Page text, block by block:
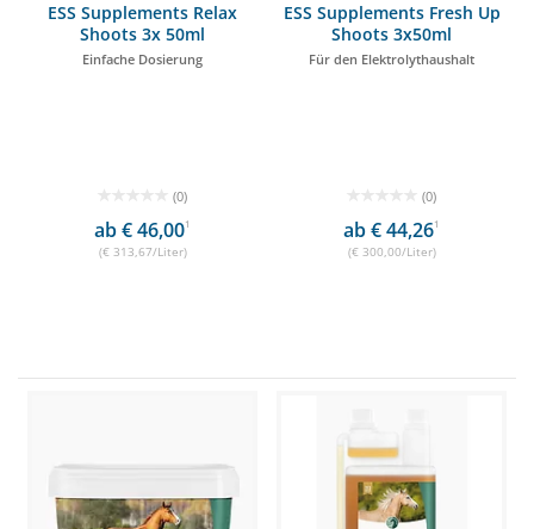
ESS Supplements Relax
Shoots 3x 50ml
Einfache Dosierung
(0)
ab € 46,001
(€ 313,67/Liter)
ESS Supplements Fresh Up
Shoots 3x50ml
Für den Elektrolythaushalt
(0)
ab € 44,261
(€ 300,00/Liter)